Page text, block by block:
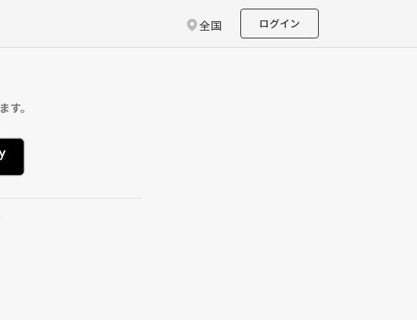
全国 ログイン
す。